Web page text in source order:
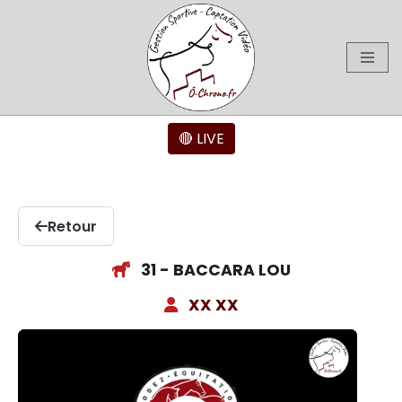
🔴 LIVE
Retour
31 - BACCARA LOU
XX XX